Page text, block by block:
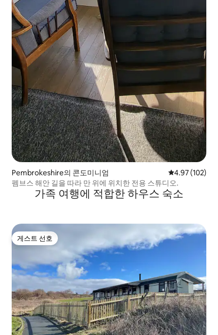
Pembrokeshire의 콘도미니엄 평점 4.97점(5
4.97 (102)
펨브스 해안 길을 따라 만 위에 위치한 전용 스튜디오.
가족 여행에 적합한 하우스 숙소
게스트 선호
게스트 선호